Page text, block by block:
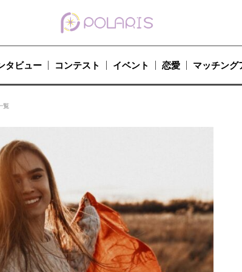
タビュー コンテスト イベント 恋愛 マッチング
覧